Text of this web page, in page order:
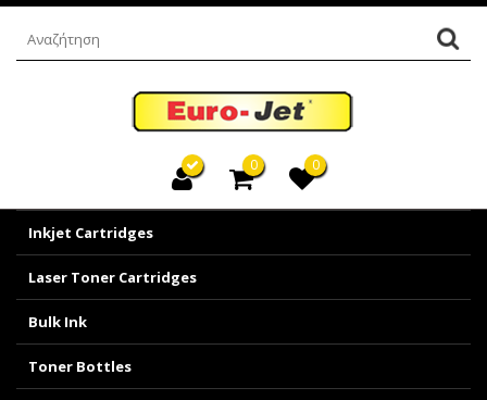
0 0
Inkjet Cartridges
Laser Toner Cartridges
Bulk Ink
Toner Bottles